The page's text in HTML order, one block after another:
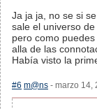
Ja ja ja, no se si
sale el universo
pero como
alla de las
Había visto la
#6 m@ns - marzo 14,